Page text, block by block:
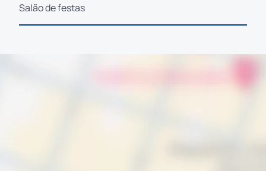
Salão de festas